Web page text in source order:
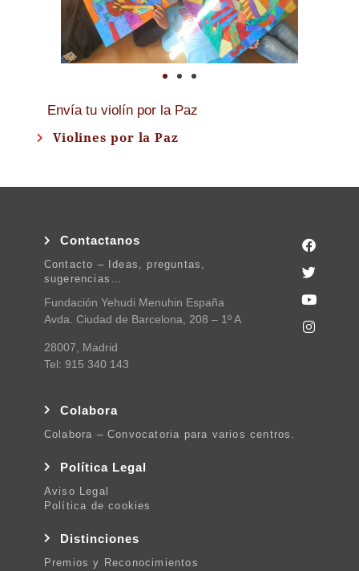
Envía tu violín por la Paz
Violines por la Paz
Contactanos
Contacto – Ideas, preguntas,
sugerencias…
Fundación Yehudi Menuhin España
Avda. Ciudad de Barcelona, 208 – 1º A
28007, Madrid
Tel: 915 340 143
Colabora
Colabora – Convocatoria para varios centros.
Política Legal
Aviso Legal
Política de cookies
Distinciones
Premios y Reconocimientos